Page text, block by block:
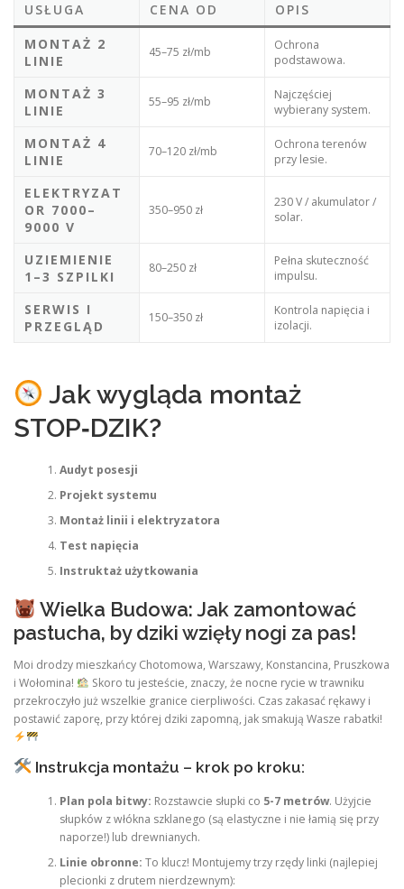
USŁUGA CENA OD
OPIS
MONTAŻ 2
LINIE
45–75 zł/mb
Ochrona
podstawowa.
MONTAŻ 3
LINIE
55–95 zł/mb
Najczęściej
wybierany system.
MONTAŻ 4
LINIE
70–120 zł/mb
Ochrona terenów
przy lesie.
ELEKTRYZAT
OR 7000–
9000 V
350–950 zł
230 V / akumulator /
solar.
UZIEMIENIE
1–3 SZPILKI
80–250 zł
Pełna skuteczność
impulsu.
SERWIS I
PRZEGLĄD
150–350 zł
Kontrola napięcia i
izolacji.
Jak wygląda montaż
STOP‑DZIK?
Audyt posesji
Projekt systemu
Montaż linii i elektryzatora
Test napięcia
Instruktaż użytkowania
Wielka Budowa: Jak zamontować
pastucha, by dziki wzięły nogi za pas!
Moi drodzy mieszkańcy Chotomowa, Warszawy, Konstancina, Pruszkowa
i Wołomina!
Skoro tu jesteście, znaczy, że nocne rycie w trawniku
przekroczyło już wszelkie granice cierpliwości. Czas zakasać rękawy i
postawić zaporę, przy której dziki zapomną, jak smakują Wasze rabatki!
Instrukcja montażu – krok po kroku:
Plan pola bitwy: Rozstawcie słupki co 5-7 metrów. Użyjcie
słupków z włókna szklanego (są elastyczne i nie łamią się przy
naporze!) lub drewnianych.
Linie obronne: To klucz! Montujemy trzy rzędy linki (najlepiej
plecionki z drutem nierdzewnym):